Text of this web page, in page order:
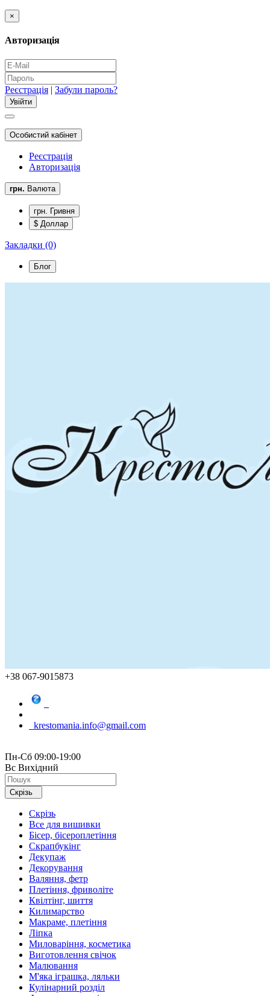
×
Авторизація
Реєстрація | Забули пароль?
Особистий кабінет
Реєстрація
Авторизація
грн. Валюта
грн. Гривня
$ Доллар
Закладки (0)
Блог
+38 067-9015873
krestomania.info@gmail.com
Пн-Сб 09:00-19:00
Вс Вихідний
Скрізь
Скрізь
Все для вишивки
Бісер, бісероплетіння
Скрапбукінг
Декупаж
Декорування
Валяння, фетр
Плетіння, фриволіте
Квілтінг, шиття
Килимарство
Макраме, плетіння
Ліпка
Миловаріння, косметика
Виготовлення свічок
Малювання
М'яка іграшка, ляльки
Кулінарний розділ